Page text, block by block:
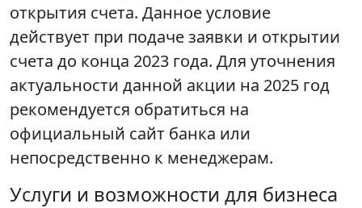
открытия счета. Данное условие
действует при подаче заявки и открытии
счета до конца 2023 года. Для уточнения
актуальности данной акции на 2025 год
рекомендуется обратиться на
официальный сайт банка или
непосредственно к менеджерам.
Услуги и возможности для бизнеса